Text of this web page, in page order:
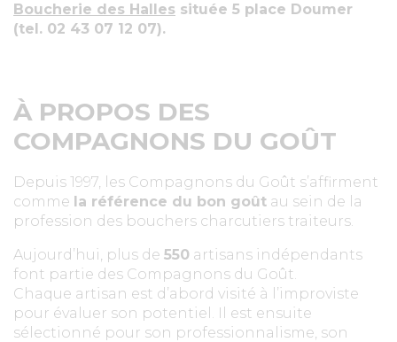
Boucherie des Halles située 5 place Doumer
(tel. 02 43 07 12 07).
À PROPOS DES
COMPAGNONS DU GOÛT
Depuis 1997, les Compagnons du Goût s’affirment
comme la référence du bon goût au sein de la
profession des bouchers charcutiers traiteurs.
Aujourd’hui, plus de 550 artisans indépendants
font partie des Compagnons du Goût.
Chaque artisan est d’abord visité à l’improviste
pour évaluer son potentiel. Il est ensuite
sélectionné pour son professionnalisme, son